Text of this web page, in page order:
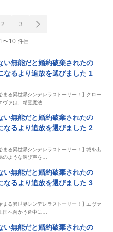
2 3
〜10 件目
い無能だと婚約破棄されたの
なるより追放を選びました 1
まる異世界シンデレラストーリー！】クロー
ヴァは、精霊魔法…
い無能だと婚約破棄されたの
なるより追放を選びました 2
まる異世界シンデレラストーリー！】城を出
のような叫び声を…
い無能だと婚約破棄されたの
なるより追放を選びました 3
まる異世界シンデレラストーリー！】エヴァ
国へ向かう途中に…
い無能だと婚約破棄されたの